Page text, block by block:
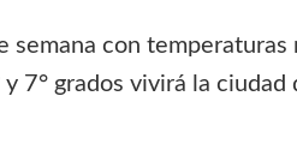
semana con
7° grados vivirá la